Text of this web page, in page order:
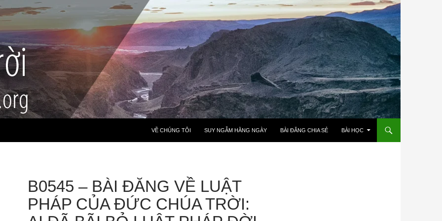
VỀ CHÚNG TÔI SUY NGẪM HẰNG NGÀY BÀI ĐĂNG CHIA SẺ BÀI HỌC
B0545 – BÀI ĐĂNG VỀ LUẬT
PHÁP CỦA ĐỨC CHÚA TRỜI: